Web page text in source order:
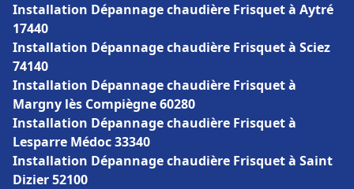
Installation Dépannage chaudière Frisquet à Aytré
17440
Installation Dépannage chaudière Frisquet à Sciez
74140
Installation Dépannage chaudière Frisquet à
Margny lès Compiègne 60280
Installation Dépannage chaudière Frisquet à
Lesparre Médoc 33340
Installation Dépannage chaudière Frisquet à Saint
Dizier 52100